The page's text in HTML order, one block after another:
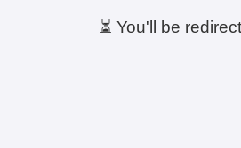
⏳ You'll be